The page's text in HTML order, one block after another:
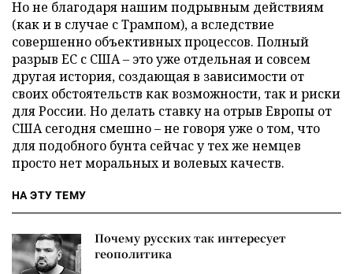
Но не благодаря нашим подрывным действиям
(как и в случае с Трампом), а вследствие
совершенно объективных процессов. Полный
разрыв ЕС с США – это уже отдельная и совсем
другая история, создающая в зависимости от
своих обстоятельств как возможности, так и риски
для России. Но делать ставку на отрыв Европы от
США сегодня смешно – не говоря уже о том, что
для подобного бунта сейчас у тех же немцев
просто нет моральных и волевых качеств.
НА ЭТУ ТЕМУ
Почему русских так интересует
геополитика